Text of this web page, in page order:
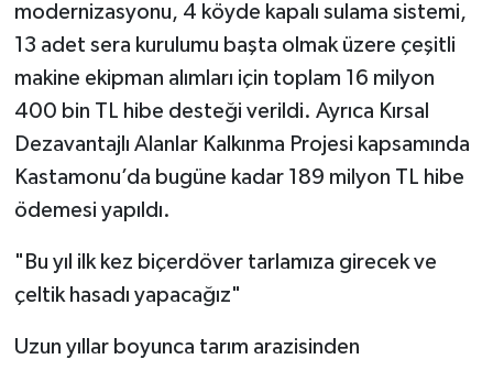
modernizasyonu, 4 köyde kapalı sulama sistemi,
13 adet sera kurulumu başta olmak üzere çeşitli
makine ekipman alımları için toplam 16 milyon
400 bin TL hibe desteği verildi. Ayrıca Kırsal
Dezavantajlı Alanlar Kalkınma Projesi kapsamında
Kastamonu’da bugüne kadar 189 milyon TL hibe
ödemesi yapıldı.
"Bu yıl ilk kez biçerdöver tarlamıza girecek ve
çeltik hasadı yapacağız"
Uzun yıllar boyunca tarım arazisinden